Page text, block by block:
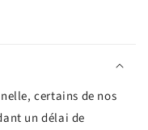
certains de nos
un délai de